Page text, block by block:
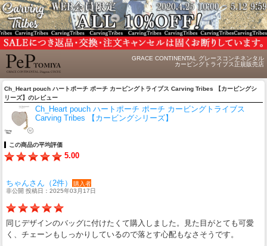
GRACE CONTINENTAL グレースコンチネンタル
カービングトライブス正規販売店
Ch_Heart pouch ハートポーチ ポーチ カービングトライブス Carving Tribes 【カービングシ
リーズ】のレビュー
Ch_Heart pouch ハートポーチ ポーチ カービングトライブス
Carving Tribes 【カービングシリーズ】
この商品の平均評価
5.00
ちゃんさん（2件）
購入者
非公開 投稿日：2025年03月17日
同じデザインのバッグに付けたくて購入しました。見た目がとても可愛
く、チェーンもしっかりしているので落とす心配もなさそうです。